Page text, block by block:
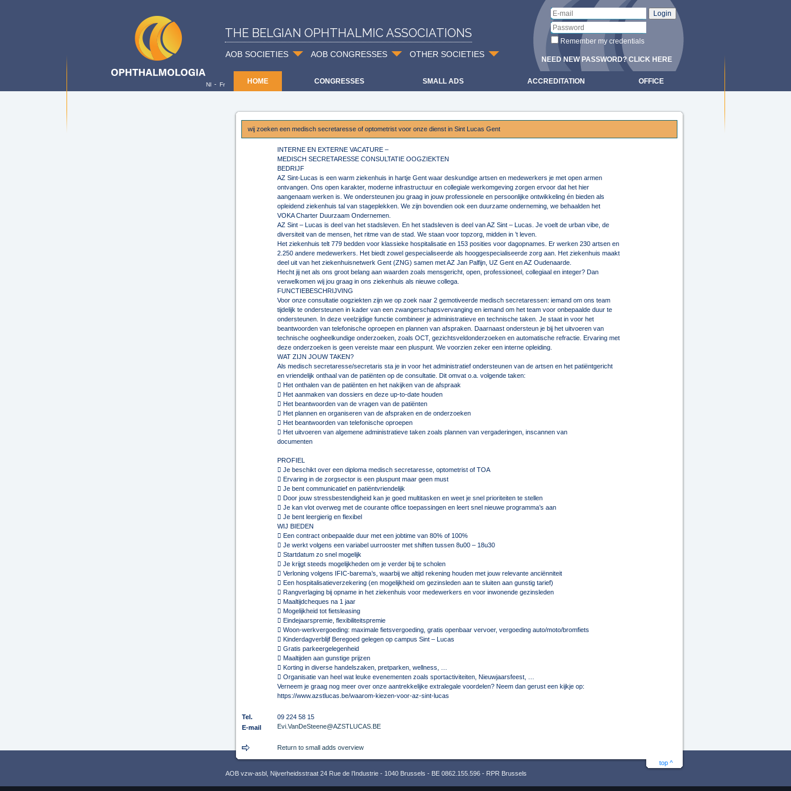
THE BELGIAN OPHTHALMIC ASSOCIATIONS
AOB SOCIETIES AOB CONGRESSES OTHER SOCIETIES
Remember my credentials
NEED NEW PASSWORD? CLICK HERE
HOME CONGRESSES SMALL ADS ACCREDITATION OFFICE
Nl - Fr
wij zoeken een medisch secretaresse of optometrist voor onze dienst in Sint Lucas Gent
INTERNE EN EXTERNE VACATURE –
MEDISCH SECRETARESSE CONSULTATIE OOGZIEKTEN
BEDRIJF
AZ Sint-Lucas is een warm ziekenhuis in hartje Gent waar deskundige artsen en medewerkers je met open armen
ontvangen. Ons open karakter, moderne infrastructuur en collegiale werkomgeving zorgen ervoor dat het hier
aangenaam werken is. We ondersteunen jou graag in jouw professionele en persoonlijke ontwikkeling én bieden als
opleidend ziekenhuis tal van stageplekken. We zijn bovendien ook een duurzame onderneming, we behaalden het
VOKA Charter Duurzaam Ondernemen.
AZ Sint – Lucas is deel van het stadsleven. En het stadsleven is deel van AZ Sint – Lucas. Je voelt de urban vibe, de
diversiteit van de mensen, het ritme van de stad. We staan voor topzorg, midden in ’t leven.
Het ziekenhuis telt 779 bedden voor klassieke hospitalisatie en 153 posities voor dagopnames. Er werken 230 artsen en
2.250 andere medewerkers. Het biedt zowel gespecialiseerde als hooggespecialiseerde zorg aan. Het ziekenhuis maakt
deel uit van het ziekenhuisnetwerk Gent (ZNG) samen met AZ Jan Palfijn, UZ Gent en AZ Oudenaarde.
Hecht jij net als ons groot belang aan waarden zoals mensgericht, open, professioneel, collegiaal en integer? Dan
verwelkomen wij jou graag in ons ziekenhuis als nieuwe collega.
FUNCTIEBESCHRIJVING
Voor onze consultatie oogziekten zijn we op zoek naar 2 gemotiveerde medisch secretaressen: iemand om ons team
tijdelijk te ondersteunen in kader van een zwangerschapsvervanging en iemand om het team voor onbepaalde duur te
ondersteunen. In deze veelzijdige functie combineer je administratieve en technische taken. Je staat in voor het
beantwoorden van telefonische oproepen en plannen van afspraken. Daarnaast ondersteun je bij het uitvoeren van
technische oogheelkundige onderzoeken, zoals OCT, gezichtsveldonderzoeken en automatische refractie. Ervaring met
deze onderzoeken is geen vereiste maar een pluspunt. We voorzien zeker een interne opleiding.
WAT ZIJN JOUW TAKEN?
Als medisch secretaresse/secretaris sta je in voor het administratief ondersteunen van de artsen en het patiëntgericht
en vriendelijk onthaal van de patiënten op de consultatie. Dit omvat o.a. volgende taken:
 Het onthalen van de patiënten en het nakijken van de afspraak
 Het aanmaken van dossiers en deze up-to-date houden
 Het beantwoorden van de vragen van de patiënten
 Het plannen en organiseren van de afspraken en de onderzoeken
 Het beantwoorden van telefonische oproepen
 Het uitvoeren van algemene administratieve taken zoals plannen van vergaderingen, inscannen van
documenten
PROFIEL
 Je beschikt over een diploma medisch secretaresse, optometrist of TOA
 Ervaring in de zorgsector is een pluspunt maar geen must
 Je bent communicatief en patiëntvriendelijk
 Door jouw stressbestendigheid kan je goed multitasken en weet je snel prioriteiten te stellen
 Je kan vlot overweg met de courante office toepassingen en leert snel nieuwe programma’s aan
 Je bent leergierig en flexibel
WIJ BIEDEN
 Een contract onbepaalde duur met een jobtime van 80% of 100%
 Je werkt volgens een variabel uurrooster met shiften tussen 8u00 – 18u30
 Startdatum zo snel mogelijk
 Je krijgt steeds mogelijkheden om je verder bij te scholen
 Verloning volgens IFIC-barema’s, waarbij we altijd rekening houden met jouw relevante anciënniteit
 Een hospitalisatieverzekering (en mogelijkheid om gezinsleden aan te sluiten aan gunstig tarief)
 Rangverlaging bij opname in het ziekenhuis voor medewerkers en voor inwonende gezinsleden
 Maaltijdcheques na 1 jaar
 Mogelijkheid tot fietsleasing
 Eindejaarspremie, flexibiliteitspremie
 Woon-werkvergoeding: maximale fietsvergoeding, gratis openbaar vervoer, vergoeding auto/moto/bromfiets
 Kinderdagverblijf Beregoed gelegen op campus Sint – Lucas
 Gratis parkeergelegenheid
 Maaltijden aan gunstige prijzen
 Korting in diverse handelszaken, pretparken, wellness, …
 Organisatie van heel wat leuke evenementen zoals sportactiviteiten, Nieuwjaarsfeest, …
Verneem je graag nog meer over onze aantrekkelijke extralegale voordelen? Neem dan gerust een kijkje op:
https://www.azstlucas.be/waarom-kiezen-voor-az-sint-lucas
Tel.
09 224 58 15
E-mail
Evi.VanDeSteene@AZSTLUCAS.BE
Return to small adds overview
top ^
AOB vzw-asbl, Nijverheidsstraat 24 Rue de l’Industrie - 1040 Brussels - BE 0862.155.596 - RPR Brussels